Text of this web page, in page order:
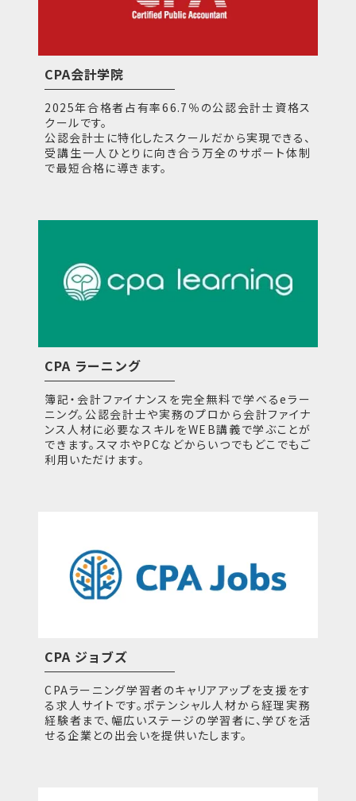
CPA会計学院
2025年合格者占有率66.7％の公認会計士資格ス
クールです。
公認会計士に特化したスクールだから実現できる、
受講生一人ひとりに向き合う万全のサポート体制
で最短合格に導きます。
CPA ラーニング
簿記・会計ファイナンスを完全無料で学べるeラー
ニング。公認会計士や実務のプロから会計ファイナ
ンス人材に必要なスキルをWEB講義で学ぶことが
できます。スマホやPCなどからいつでもどこでもご
利用いただけます。
CPA ジョブズ
CPAラーニング学習者のキャリアアップを支援をす
る求人サイトです。ポテンシャル人材から経理実務
経験者まで、幅広いステージの学習者に、学びを活
せる企業との出会いを提供いたします。